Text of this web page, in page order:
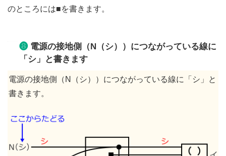
のところには■を書きます。
❽電源の接地側（N（シ））につながっている線に
「シ」と書きます
電源の接地側（N（シ））につながっている線に「シ」と
書きます。